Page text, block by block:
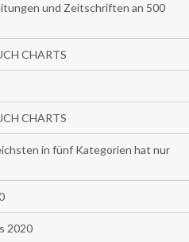
und Zeitschriften an 500
CHARTS
CHARTS
in fünf Kategorien hat nur
2020